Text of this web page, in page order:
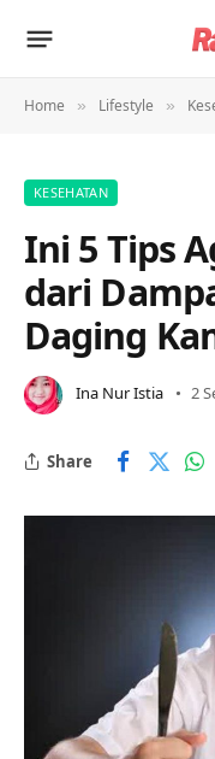
Home » Lifestyle »
KESEHATAN
Ini 5 Tips
dari
Daging
Ina Nur Istia 2
Share